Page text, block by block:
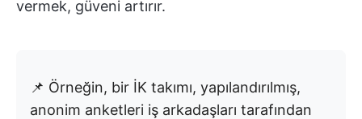
vermek, güveni artırır.
📌 Örneğin, bir İK takımı, yapılandırılmış,
anonim anketleri iş arkadaşları tarafından